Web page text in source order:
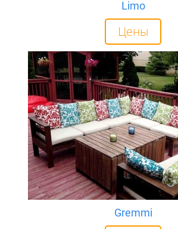
Limo
Цены
Gremmi